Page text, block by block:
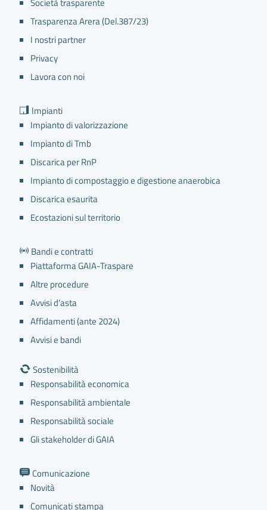
GLI INFORTUNI SUL LAVORO
Trasparenza Arera (Del.387/23)
I nostri partner
Privacy
Lavora con noi
Impianti
Impianto di valorizzazione
Impianto di Tmb
Discarica per RnP
Impianto di compostaggio e digestione anaerobica
Discarica esaurita
Ecostazioni sul territorio
Bandi e contratti
Piattaforma GAIA-Traspare
Altre procedure
Avvisi d’asta
Affidamenti (ante 2024)
Avvisi e bandi
Sostenibilità
Responsabilità economica
Responsabilità ambientale
Responsabilità sociale
Gli stakeholder di GAIA
Comunicazione
Novità
Comunicati stampa